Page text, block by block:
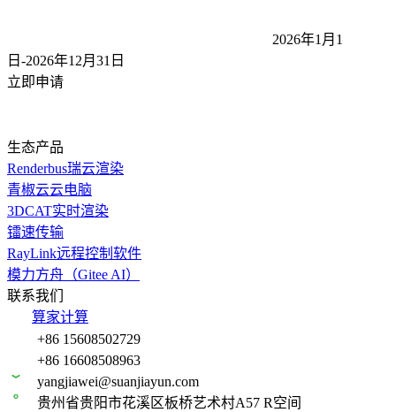
2026年1月1
日-2026年12月31 日
立即申请
生态产品
Renderbus瑞云渲染
青椒云云电脑
3DCAT实时渲染
镭速传输
RayLink远程控制软件
模力方舟（Gitee AI）
联系我们
算家计算
+86 15608502729
+86 16608508963
yangjiawei@suanjiayun.com
贵州省贵阳市花溪区板桥艺术村A57 R空间